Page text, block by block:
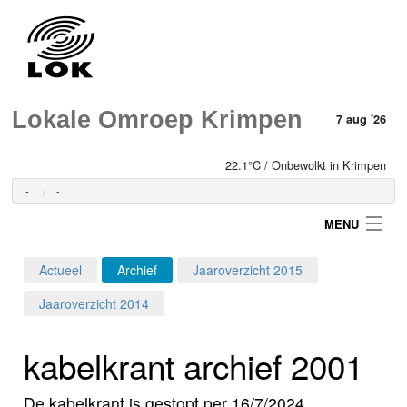
Lokale Omroep Krimpen 7 aug '26
22.1°C / Onbewolkt in Krimpen
- -
MENU
Programma's
Actueel Archief
Jaaroverzicht 2015
Jaaroverzicht 2014
kabelkrant archief 2001